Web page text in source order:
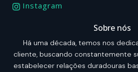
Instagram
Sobre nós
Há uma década, temos nos
cliente, buscando constantemente
estabelecer relações duradouras